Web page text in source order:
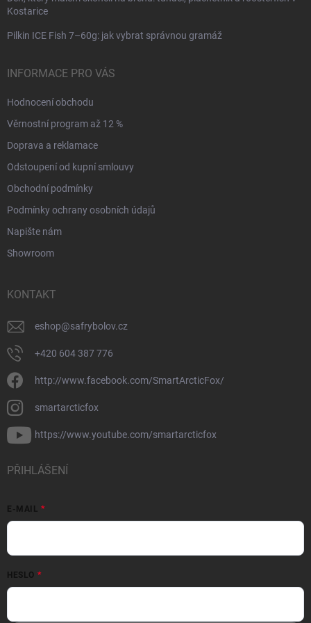
Kostarice
Pilkin ICE Fish 7–60g: jak vybrat správnou gramáž
INFORMACE PRO VÁS
Hodnocení obchodu
Věrnostní program až 12 %
Doprava a reklamace
Odstoupení od kupní smlouvy
Obchodní podmínky
Podmínky ochrany osobních údajů
Napište nám
Showroom
KONTAKT
eshop@safrybolov.cz
+420 604 387 776
http://www.facebook.com/SmartArcticFox/
smartarcticfox
https://www.youtube.com/smartarcticfox
PŘIHLÁŠENÍ
E-MAIL
HESLO